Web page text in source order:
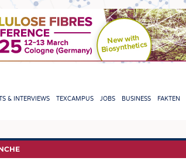
& INTERVIEWS TEXCAMPUS JOBS BUSINESS FAKTEN